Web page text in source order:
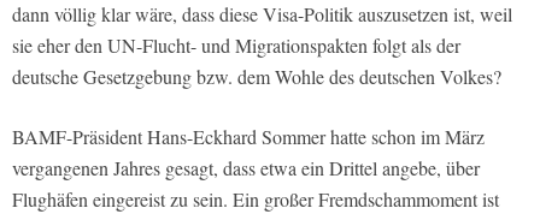
dann völlig klar wäre, dass diese Visa-Politik auszusetzen ist, weil
sie eher den UN-Flucht- und Migrationspakten folgt als der
deutsche Gesetzgebung bzw. dem Wohle des deutschen Volkes?
BAMF-Präsident Hans-Eckhard Sommer hatte schon im März
vergangenen Jahres gesagt, dass etwa ein Drittel angebe, über
Flughäfen eingereist zu sein. Ein großer Fremdschammoment ist